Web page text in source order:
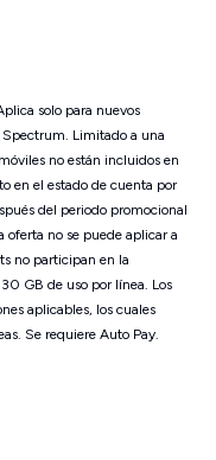
solo para nuevos
Limitado a una
no están incluidos en
en el estado de cuenta por
del periodo promocional
oferta no se puede aplicar a
no participan en la
GB de uso por línea. Los
aplicables, los cuales
Se requiere Auto Pay.